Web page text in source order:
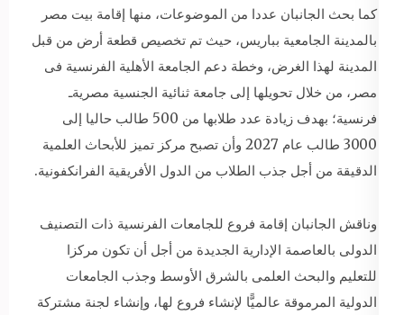
كما بحث الجانبان عددا من الموضوعات، منها إقامة بيت مصر
بالمدينة الجامعية بباريس، حيث تم تخصيص قطعة أرض من قبل
المدينة لهذا الغرض، وخطة دعم الجامعة الأهلية الفرنسية فى
مصر، من خلال تحويلها إلى جامعة ثنائية الجنسية مصريةـ
فرنسية؛ بهدف زيادة عدد طلابها من 500 طالب حاليا إلى
3000 طالب عام 2027 وأن تصبح مركز تميز للأبحاث العلمية
الدقيقة من أجل جذب الطلاب من الدول الأفريقية الفرانكفونية.
وناقش الجانبان إقامة فروع للجامعات الفرنسية ذات التصنيف
الدولى بالعاصمة الإدارية الجديدة من أجل أن تكون مركزا
للتعليم والبحث العلمى بالشرق الأوسط وجذب الجامعات
الدولية المرموقة عالميًّا لإنشاء فروع لها، وإنشاء لجنة مشتركة